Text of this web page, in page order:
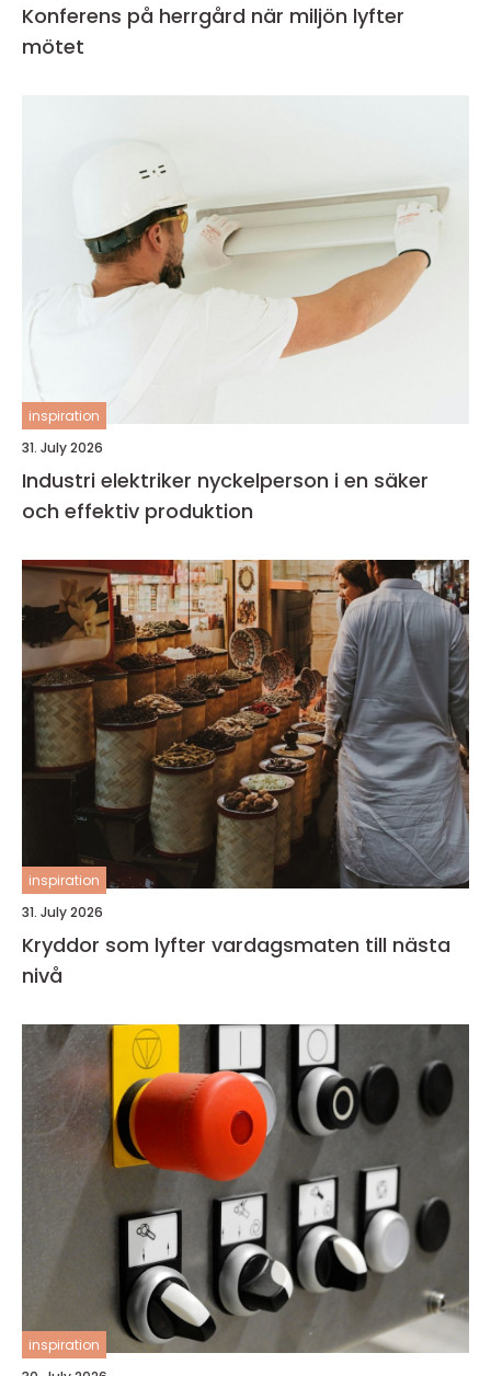
Konferens på herrgård när miljön lyfter
mötet
inspiration
31. July 2026
Industri elektriker nyckelperson i en säker
och effektiv produktion
inspiration
31. July 2026
Kryddor som lyfter vardagsmaten till nästa
nivå
inspiration